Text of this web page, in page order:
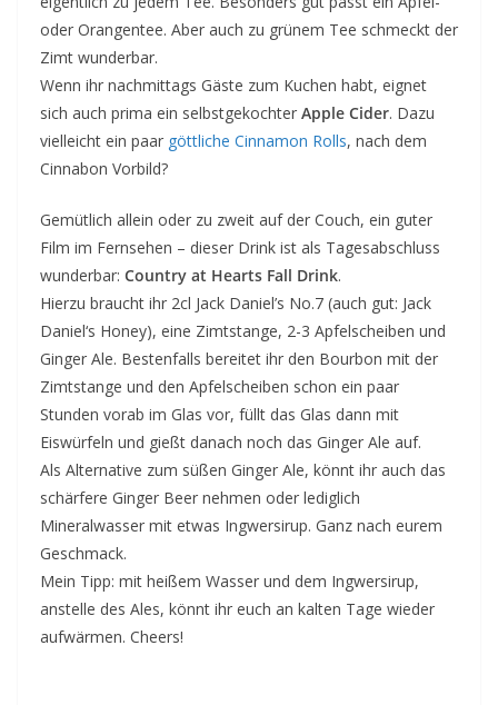
oder Orangentee. Aber auch zu grünem Tee schmeckt der
Zimt wunderbar.
Wenn ihr nachmittags Gäste zum Kuchen habt, eignet
sich auch prima ein selbstgekochter Apple Cider. Dazu
vielleicht ein paar göttliche Cinnamon Rolls, nach dem
Cinnabon Vorbild?
Gemütlich allein oder zu zweit auf der Couch, ein guter
Film im Fernsehen – dieser Drink ist als Tagesabschluss
wunderbar: Country at Hearts Fall Drink.
Hierzu braucht ihr 2cl Jack Daniel’s No.7 (auch gut: Jack
Daniel‘s Honey), eine Zimtstange, 2-3 Apfelscheiben und
Ginger Ale. Bestenfalls bereitet ihr den Bourbon mit der
Zimtstange und den Apfelscheiben schon ein paar
Stunden vorab im Glas vor, füllt das Glas dann mit
Eiswürfeln und gießt danach noch das Ginger Ale auf.
Als Alternative zum süßen Ginger Ale, könnt ihr auch das
schärfere Ginger Beer nehmen oder lediglich
Mineralwasser mit etwas Ingwersirup. Ganz nach eurem
Geschmack.
Mein Tipp: mit heißem Wasser und dem Ingwersirup,
anstelle des Ales, könnt ihr euch an kalten Tage wieder
aufwärmen. Cheers!